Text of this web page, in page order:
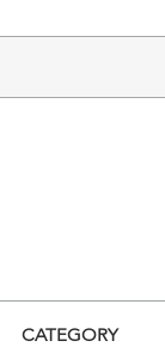
CATEGORY